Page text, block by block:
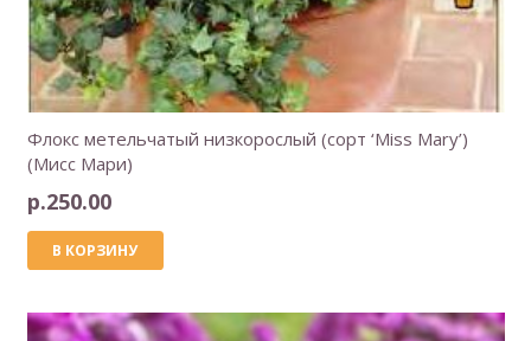
Флокс метельчатый низкорослый (сорт ‘Miss Mary’)
(Мисс Мари)
р.250.00
В КОРЗИНУ